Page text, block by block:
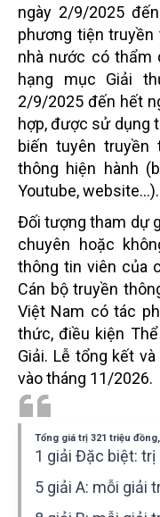
ngày 2/9/2025
phương tiện
nhà nước có thẩm
hạng mục Giải
2/9/2025 đến hết
hợp, được sử dụng
biến tuyên
thông hiện hành
Youtube, website...).
Đối tượng tham dự
chuyên hoặc
thông tin viên của
Cán bộ truyền
Việt Nam có tác
thức, điều kiện
Giải. Lễ tổng kết
vào tháng 11/2026.
Tổng giá trị 321 triệu
1 giải Đặc biệt:
5 giải A: mỗi giải